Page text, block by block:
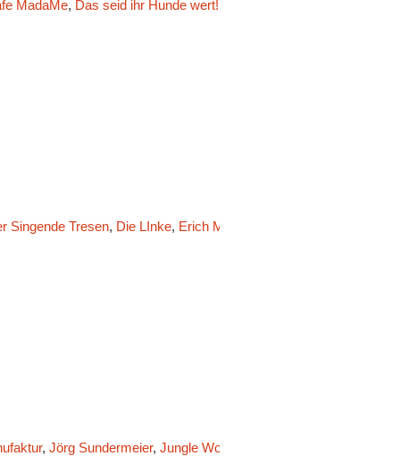
MadaMe, Das seid ihr Hunde wert!
Singende Tresen, Die LInke, Erich Mühsam Fest
, Jörg Sundermeier, Jungle World